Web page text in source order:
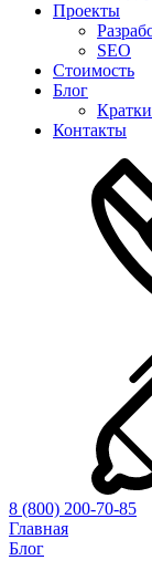
Проекты
SEO
Стоимость
Блог
Контакты
8 (800) 200-70-85
Главная
Блог